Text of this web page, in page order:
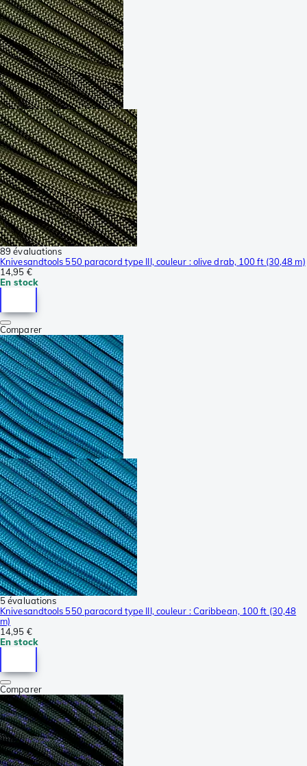
89 évaluations
Knivesandtools 550 paracord type III, couleur : olive drab, 100 ft (30,48 m)
14,95 €
En stock
Comparer
5 évaluations
Knivesandtools 550 paracord type III, couleur : Caribbean, 100 ft (30,48
m)
14,95 €
En stock
Comparer